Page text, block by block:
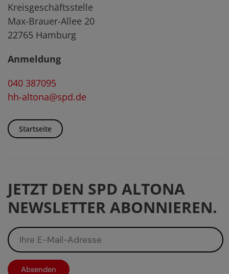
Kreisgeschäftsstelle
Max-Brauer-Allee 20
22765 Hamburg
Anmeldung
040 387095
hh-altona@spd.de
Startseite
JETZT DEN SPD ALTONA
NEWSLETTER ABONNIEREN.